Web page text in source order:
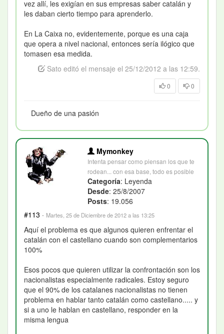
vez allí, les exigían en sus empresas saber catalán y
les daban cierto tiempo para aprenderlo.
En La Caixa no, evidentemente, porque es una caja
que opera a nivel nacional, entonces sería ilógico que
tomasen esa medida.
Sato editó el mensaje el 25/12/2012 a las 12:59.
0 0
Dueño de una pasión
Mymonkey
Intenta pensar como piensan los que te
rodean... con esa base, todo es posible
Categoría: Leyenda
Desde: 25/8/2007
Posts: 19.056
#113 · Martes, 25 de Diciembre de 2012 a las 13:25
Aquí el problema es que algunos quieren enfrentar el
catalán con el castellano cuando son complementarios
100%
Esos pocos que quieren utilizar la confrontación son los
nacionalistas especialmente radicales. Estoy seguro
que el 90% de los catalanes nacionalistas no tienen
problema en hablar tanto catalán como castellano..... y
si a uno le hablan en castellano, responder en la
misma lengua